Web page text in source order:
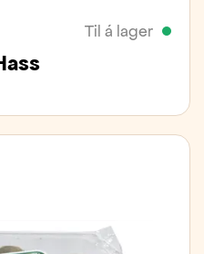
Til á lager